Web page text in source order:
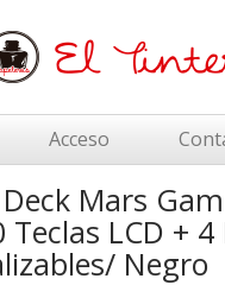
Acceso
Mars
Teclas LCD + 4
Negro